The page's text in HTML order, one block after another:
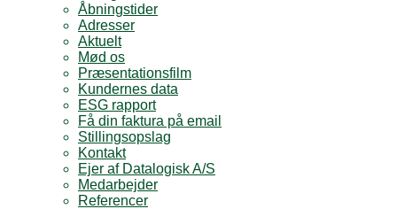
Åbningstider
Adresser
Aktuelt
Mød os
Præsentationsfilm
Kundernes data
ESG rapport
Få din faktura på email
Stillingsopslag
Kontakt
Ejer af Datalogisk A/S
Medarbejder
Referencer